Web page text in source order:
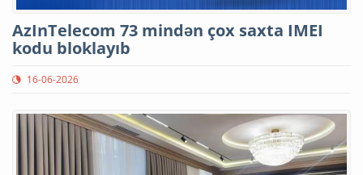
AzInTelecom 73 mindən çox saxta IMEI
kodu bloklayıb
16-06-2026